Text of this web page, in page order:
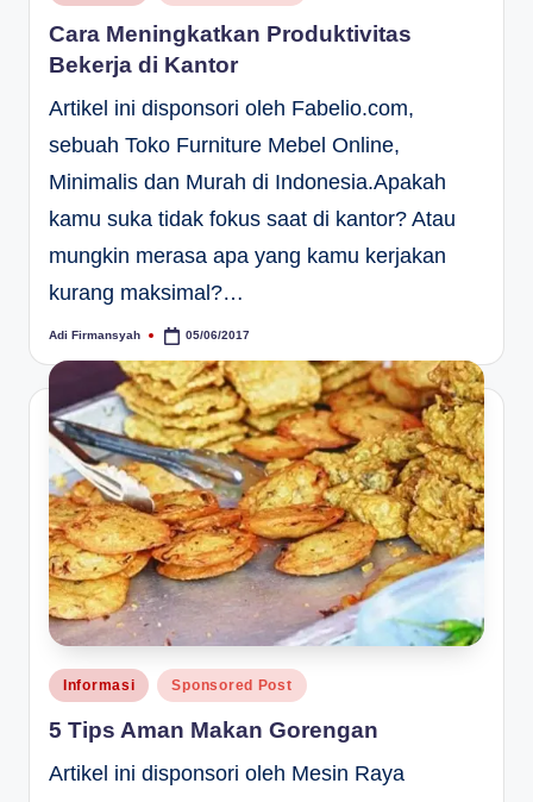
in
Cara Meningkatkan Produktivitas
Bekerja di Kantor
Artikel ini disponsori oleh Fabelio.com,
sebuah Toko Furniture Mebel Online,
Minimalis dan Murah di Indonesia.Apakah
kamu suka tidak fokus saat di kantor? Atau
mungkin merasa apa yang kamu kerjakan
kurang maksimal?…
Posted
Adi Firmansyah 05/06/2017
Posted
in
Informasi Sponsored Post
5 Tips Aman Makan Gorengan
Artikel ini disponsori oleh Mesin Raya